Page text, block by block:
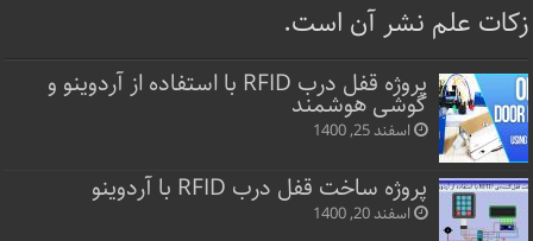
زکات علم نشر آن است.
پروژه قفل‌ درب RFID با استفاده از آردوینو و
گوشی هوشمند
اسفند 25, 1400
پروژه ساخت قفل‌ درب RFID با آردوینو
اسفند 20, 1400